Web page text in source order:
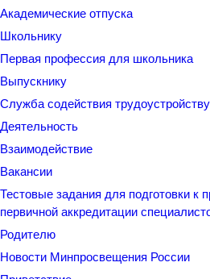
Академические отпуска
Школьнику
Первая профессия для школьника
Выпускнику
Служба содействия
Деятельность
Взаимодействие
Вакансии
Тестовые задания для подготовки к
первичной аккредитации
Родителю
Новости Минпросвещения России